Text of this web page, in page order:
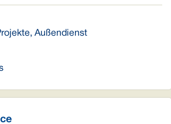
Außendienst